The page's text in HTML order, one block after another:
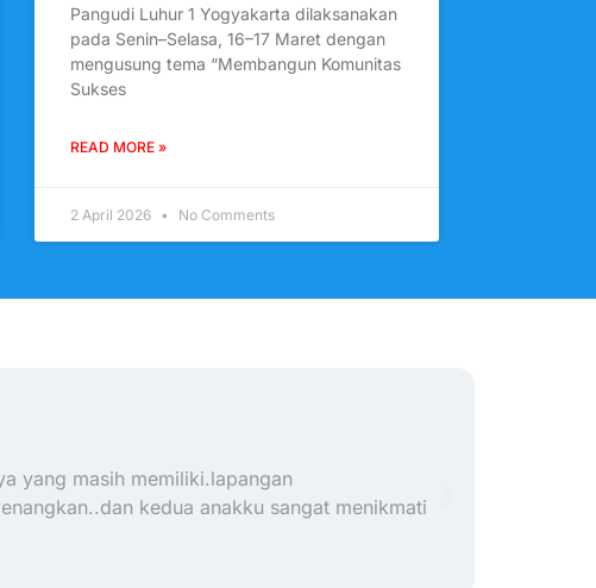
Pangudi Luhur 1 Yogyakarta dilaksanakan
pada Senin–Selasa, 16–17 Maret dengan
mengusung tema “Membangun Komunitas
Sukses
READ MORE »
2 April 2026 No Comments
yang masih memiliki.lapangan
kedua anakku sangat menikmati